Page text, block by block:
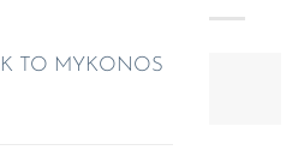
TO MYKONOS